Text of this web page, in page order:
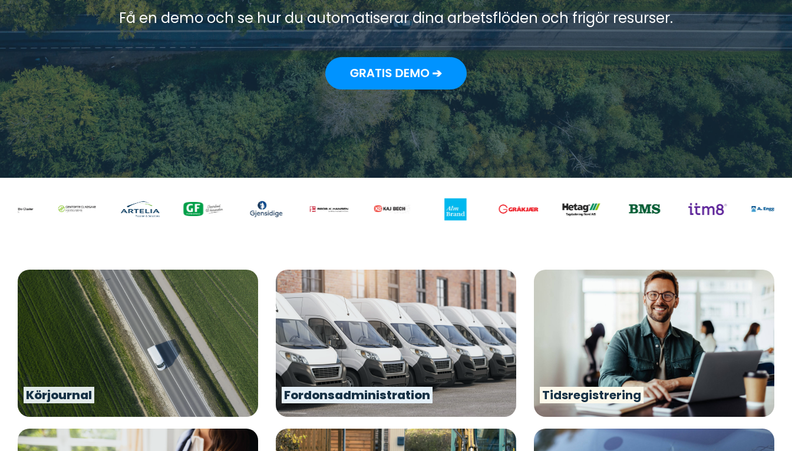
Skador & försäkring
Mobil skadeanmälan och fullt
utnyttjande av försäkringar.
Uppgiftsstyrning
Hantera uppgifter och koppla dem
till utrustning eller fordon.
Få en demo och se hur du automatiserar dina arbetsflöden och frigör resurser.
Körjournal Fordonsadministration Tidsregistrering